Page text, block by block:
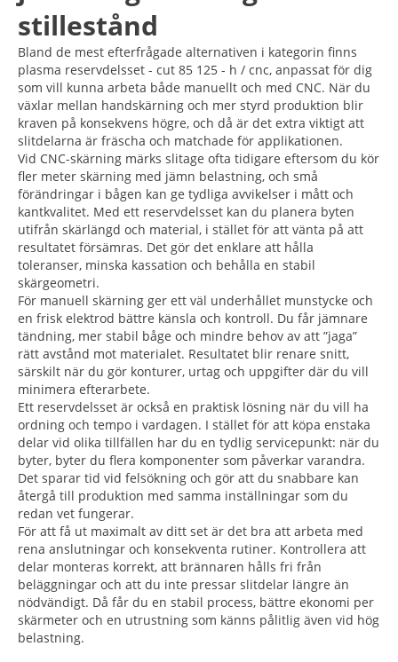
stillestånd
Bland de mest efterfrågade alternativen i kategorin finns
plasma reservdelsset - cut 85 125 - h / cnc, anpassat för dig
som vill kunna arbeta både manuellt och med CNC. När du
växlar mellan handskärning och mer styrd produktion blir
kraven på konsekvens högre, och då är det extra viktigt att
slitdelarna är fräscha och matchade för applikationen.
Vid CNC-skärning märks slitage ofta tidigare eftersom du kör
fler meter skärning med jämn belastning, och små
förändringar i bågen kan ge tydliga avvikelser i mått och
kantkvalitet. Med ett reservdelsset kan du planera byten
utifrån skärlängd och material, i stället för att vänta på att
resultatet försämras. Det gör det enklare att hålla
toleranser, minska kassation och behålla en stabil
skärgeometri.
För manuell skärning ger ett väl underhållet munstycke och
en frisk elektrod bättre känsla och kontroll. Du får jämnare
tändning, mer stabil båge och mindre behov av att ”jaga”
rätt avstånd mot materialet. Resultatet blir renare snitt,
särskilt när du gör konturer, urtag och uppgifter där du vill
minimera efterarbete.
Ett reservdelsset är också en praktisk lösning när du vill ha
ordning och tempo i vardagen. I stället för att köpa enstaka
delar vid olika tillfällen har du en tydlig servicepunkt: när du
byter, byter du flera komponenter som påverkar varandra.
Det sparar tid vid felsökning och gör att du snabbare kan
återgå till produktion med samma inställningar som du
redan vet fungerar.
För att få ut maximalt av ditt set är det bra att arbeta med
rena anslutningar och konsekventa rutiner. Kontrollera att
delar monteras korrekt, att brännaren hålls fri från
beläggningar och att du inte pressar slitdelar längre än
nödvändigt. Då får du en stabil process, bättre ekonomi per
skärmeter och en utrustning som känns pålitlig även vid hög
belastning.